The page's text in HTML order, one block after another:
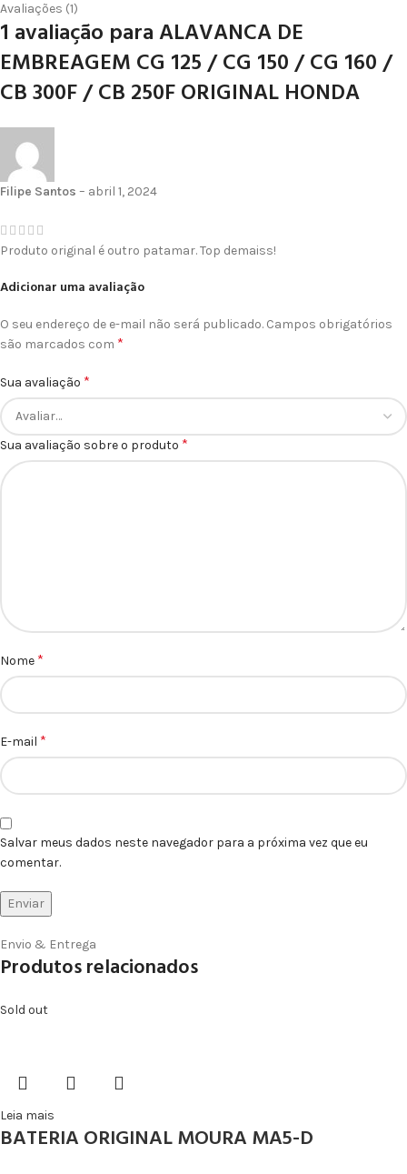
Avaliações (1)
1 avaliação paraALAVANCA DE
EMBREAGEM CG 125 / CG 150 / CG 160 /
CB 300F / CB 250F ORIGINAL HONDA
Filipe Santos – abril 1, 2024
Produto original é outro patamar. Top demaiss!
Adicionar uma avaliação
O seu endereço de e-mail não será publicado. Campos obrigatórios
são marcados com *
Sua avaliação *
Sua avaliação sobre o produto *
Nome *
E-mail *
Salvar meus dados neste navegador para a próxima vez que eu
comentar.
Envio & Entrega
Produtos relacionados
Sold out
Leia mais
BATERIA ORIGINAL MOURA MA5-D